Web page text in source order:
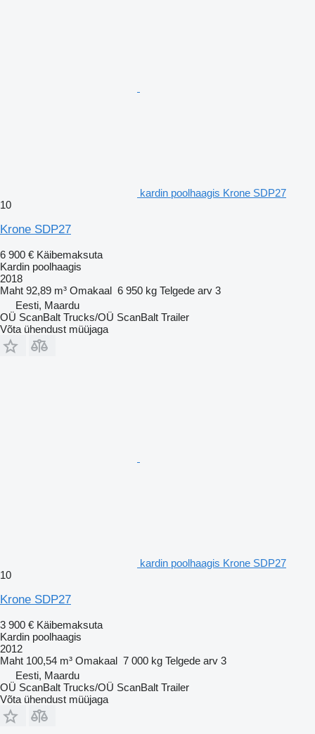
kardin poolhaagis Krone SDP27
10
Krone SDP27
6 900 € Käibemaksuta
Kardin poolhaagis
2018
Maht 92,89 m³ Omakaal 6 950 kg Telgede arv 3
Eesti, Maardu
OÜ ScanBalt Trucks/OÜ ScanBalt Trailer
Võta ühendust müüjaga
kardin poolhaagis Krone SDP27
10
Krone SDP27
3 900 € Käibemaksuta
Kardin poolhaagis
2012
Maht 100,54 m³ Omakaal 7 000 kg Telgede arv 3
Eesti, Maardu
OÜ ScanBalt Trucks/OÜ ScanBalt Trailer
Võta ühendust müüjaga